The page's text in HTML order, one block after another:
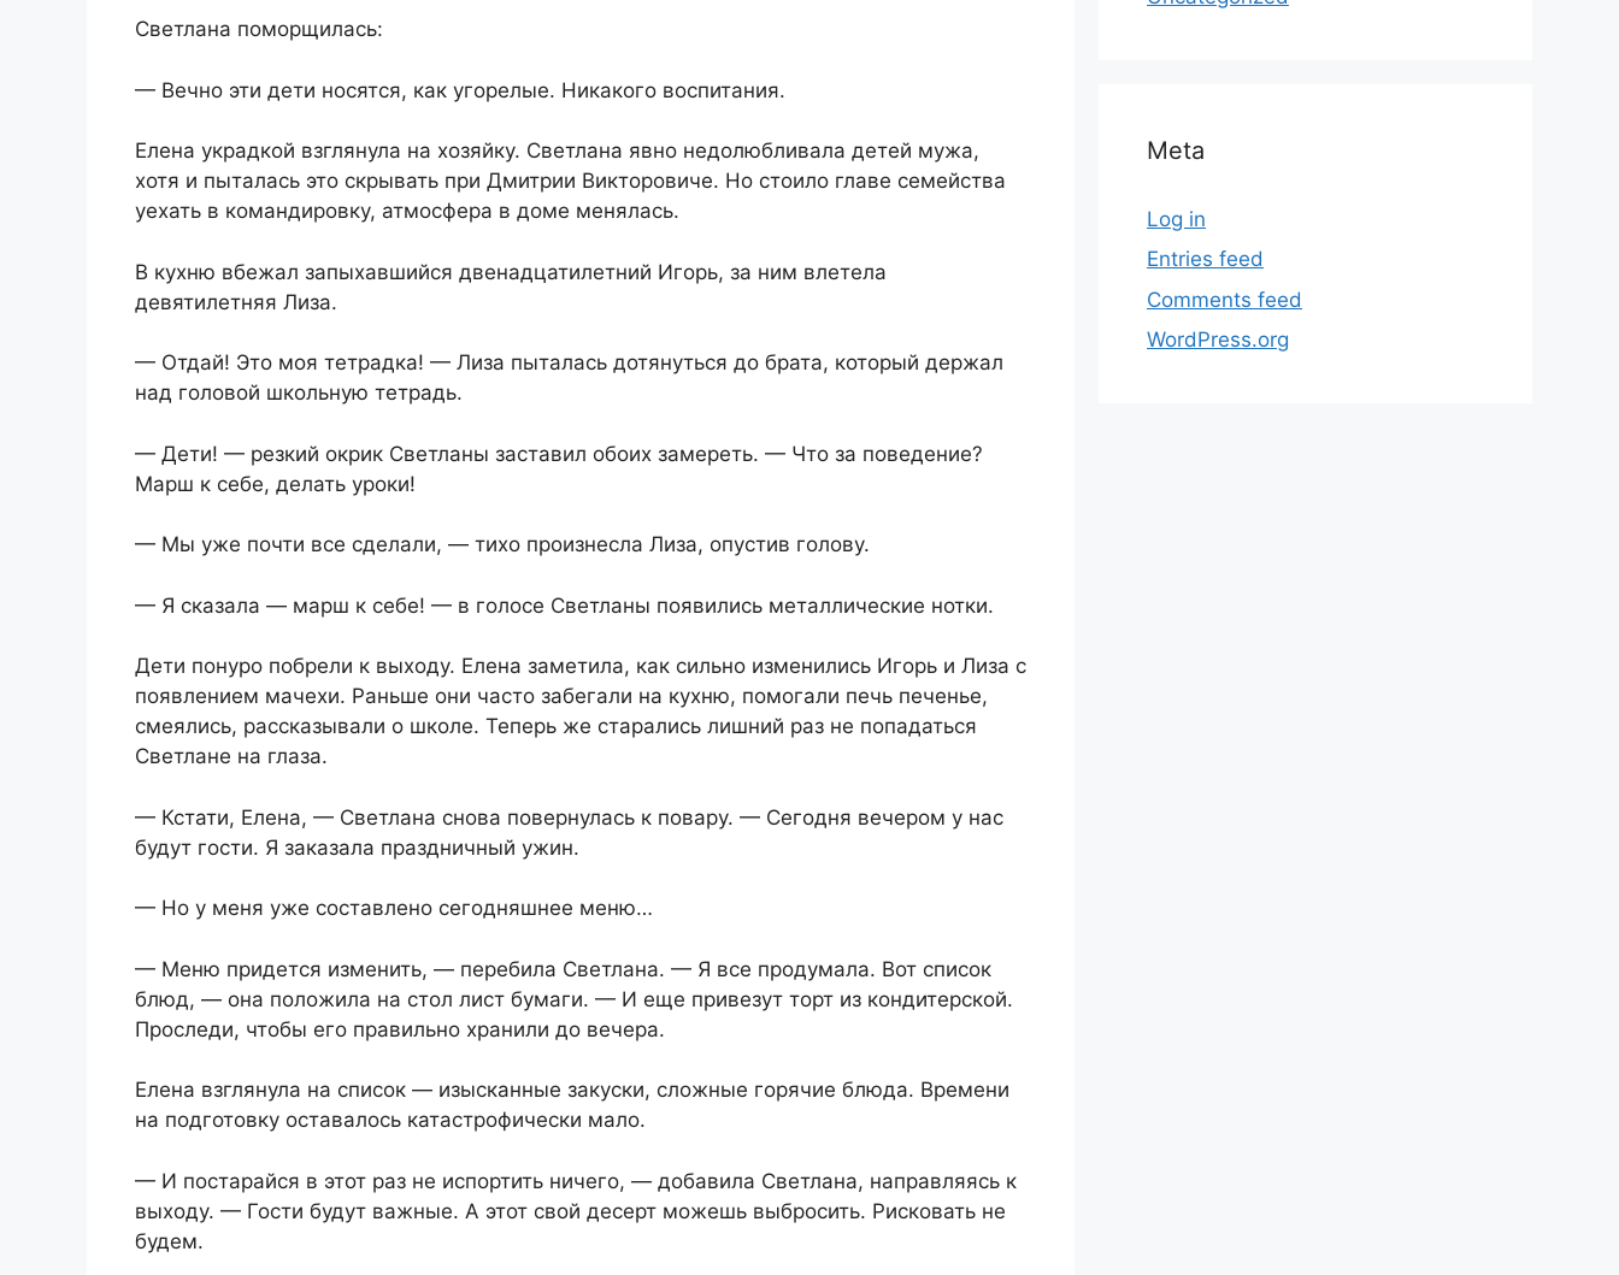
Светлана поморщилась:
— Вечно эти дети носятся, как угорелые. Никакого воспитания.
Елена украдкой взглянула на хозяйку. Светлана явно недолюбливала детей мужа,
хотя и пыталась это скрывать при Дмитрии Викторовиче. Но стоило главе семейства
уехать в командировку, атмосфера в доме менялась.
В кухню вбежал запыхавшийся двенадцатилетний Игорь, за ним влетела
девятилетняя Лиза.
— Отдай! Это моя тетрадка! — Лиза пыталась дотянуться до брата, который держал
над головой школьную тетрадь.
— Дети! — резкий окрик Светланы заставил обоих замереть. — Что за поведение?
Марш к себе, делать уроки!
— Мы уже почти все сделали, — тихо произнесла Лиза, опустив голову.
— Я сказала — марш к себе! — в голосе Светланы появились металлические нотки.
Дети понуро побрели к выходу. Елена заметила, как сильно изменились Игорь и Лиза с
появлением мачехи. Раньше они часто забегали на кухню, помогали печь печенье,
смеялись, рассказывали о школе. Теперь же старались лишний раз не попадаться
Светлане на глаза.
— Кстати, Елена, — Светлана снова повернулась к повару. — Сегодня вечером у нас
будут гости. Я заказала праздничный ужин.
— Но у меня уже составлено сегодняшнее меню…
— Меню придется изменить, — перебила Светлана. — Я все продумала. Вот список
блюд, — она положила на стол лист бумаги. — И еще привезут торт из кондитерской.
Проследи, чтобы его правильно хранили до вечера.
Елена взглянула на список — изысканные закуски, сложные горячие блюда. Времени
на подготовку оставалось катастрофически мало.
— И постарайся в этот раз не испортить ничего, — добавила Светлана, направляясь к
выходу. — Гости будут важные. А этот свой десерт можешь выбросить. Рисковать не
будем.
Meta
Log in
Entries feed
Comments feed
WordPress.org